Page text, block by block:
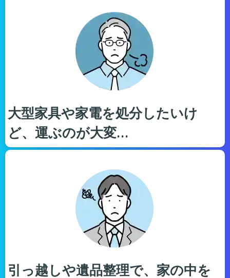
大型家具や家電を処分したいけ
ど、運ぶのが大変…
引っ越しや遺品整理で、家の中を